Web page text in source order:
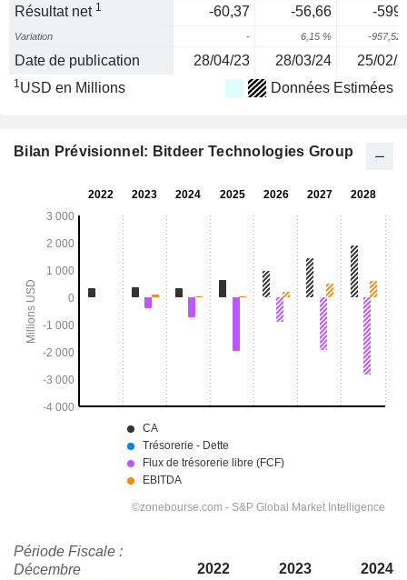
Résultat net 1 -60,37 -56,66 -
Variation - 6,15 % -957,52
Date de publication 28/04/23 28/03/24 25/02/
1USD en Millions Données Estimées
Bilan Prévisionnel: Bitdeer Technologies Group
Période Fiscale :
Décembre
2022 2023
2024